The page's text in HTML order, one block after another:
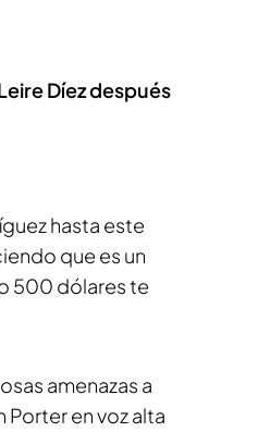
Díez después
hasta este
que es un
500 dólares te
amenazas a
Porter en voz alta